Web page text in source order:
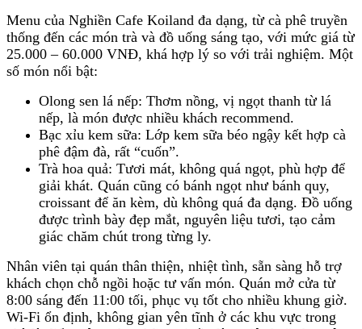
Menu của Nghiền Cafe Koiland đa dạng, từ cà phê truyền
thống đến các món trà và đồ uống sáng tạo, với mức giá từ
25.000 – 60.000 VNĐ, khá hợp lý so với trải nghiệm. Một
số món nổi bật:
Olong sen lá nếp: Thơm nồng, vị ngọt thanh từ lá
nếp, là món được nhiều khách recommend.
Bạc xỉu kem sữa: Lớp kem sữa béo ngậy kết hợp cà
phê đậm đà, rất “cuốn”.
Trà hoa quả: Tươi mát, không quá ngọt, phù hợp để
giải khát. Quán cũng có bánh ngọt như bánh quy,
croissant để ăn kèm, dù không quá đa dạng. Đồ uống
được trình bày đẹp mắt, nguyên liệu tươi, tạo cảm
giác chăm chút trong từng ly.
Nhân viên tại quán thân thiện, nhiệt tình, sẵn sàng hỗ trợ
khách chọn chỗ ngồi hoặc tư vấn món. Quán mở cửa từ
8:00 sáng đến 11:00 tối, phục vụ tốt cho nhiều khung giờ.
Wi-Fi ổn định, không gian yên tĩnh ở các khu vực trong